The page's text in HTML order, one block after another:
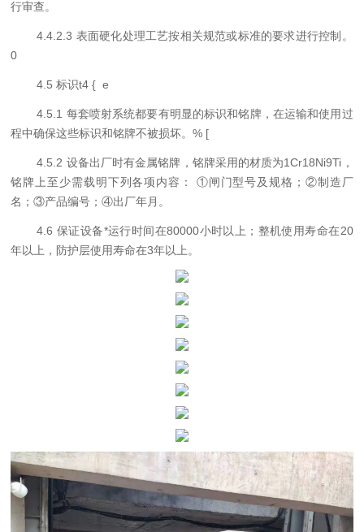
行审查。
4 .4.2.3 表面硬化处理工艺按相关规范或标准的要求进行控制。
0
4 5 标识t4 { e
4 5 .1 每套喷射系统都要有明显的标识和铭牌，在运输和使用过
程中确保这些标识和铭牌不被损坏。% [
4 5 .2 设备出厂时有金属铭牌，铭牌采用的材质为1Cr18Ni9Ti，
铭牌上至少需载明下列各项内容： ①闸门型号及规格 ；②制造厂
名 ；③产品编号 ；④出厂年月 。
4.6 保证设备*运行时间在80000小时以上；整机使用寿命在20
年以上，防护层使用寿命在3年以上。